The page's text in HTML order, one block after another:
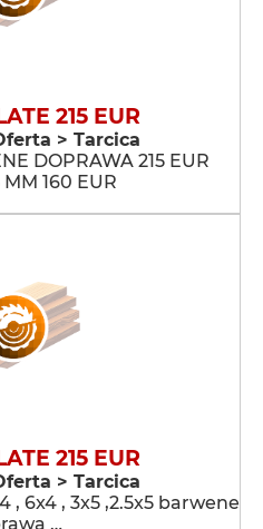
215 EUR
> Tarcica
DOPRAWA 215 EUR
160 EUR
215 EUR
> Tarcica
, 6x4 , 3x5 ,2.5x5 barwene
…